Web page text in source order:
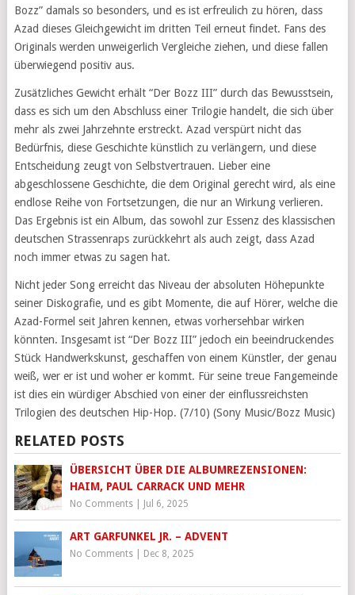
Bozz” damals so besonders, und es ist erfreulich zu hören, dass
Azad dieses Gleichgewicht im dritten Teil erneut findet. Fans des
Originals werden unweigerlich Vergleiche ziehen, und diese fallen
überwiegend positiv aus.
Zusätzliches Gewicht erhält “Der Bozz III” durch das Bewusstsein,
dass es sich um den Abschluss einer Trilogie handelt, die sich über
mehr als zwei Jahrzehnte erstreckt. Azad verspürt nicht das
Bedürfnis, diese Geschichte künstlich zu verlängern, und diese
Entscheidung zeugt von Selbstvertrauen. Lieber eine
abgeschlossene Geschichte, die dem Original gerecht wird, als eine
endlose Reihe von Fortsetzungen, die nur an Wirkung verlieren.
Das Ergebnis ist ein Album, das sowohl zur Essenz des klassischen
deutschen Strassenraps zurückkehrt als auch zeigt, dass Azad
noch immer etwas zu sagen hat.
Nicht jeder Song erreicht das Niveau der absoluten Höhepunkte
seiner Diskografie, und es gibt Momente, die auf Hörer, welche die
Azad-Formel seit Jahren kennen, etwas vorhersehbar wirken
könnten. Insgesamt ist “Der Bozz III” jedoch ein beeindruckendes
Stück Handwerkskunst, geschaffen von einem Künstler, der genau
weiß, wer er ist und woher er kommt. Für seine treue Fangemeinde
ist dies ein würdiger Abschied von einer der einflussreichsten
Trilogien des deutschen Hip-Hop. (7/10) (Sony Music/Bozz Music)
RELATED POSTS
ÜBERSICHT ÜBER DIE ALBUMREZENSIONEN:
HAIM, PAUL CARRACK UND MEHR
No Comments| Jul 6, 2025
ART GARFUNKEL JR. – ADVENT
No Comments| Dec 8, 2025